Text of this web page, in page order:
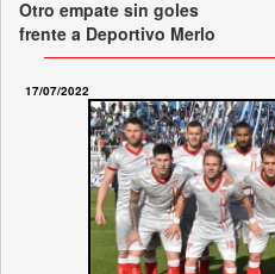
Otro empate sin goles
frente a Deportivo Merlo
17/07/2022